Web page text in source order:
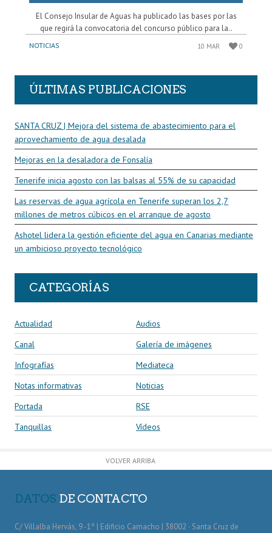
El Consejo Insular de Aguas ha publicado las bases por las
que regirá la convocatoria del concurso público para la..
NOTICIAS 10 MAR 0
ÚLTIMAS PUBLICACIONES
SANTA CRUZ | Mejora del sistema de abastecimiento para el
aprovechamiento de agua desalada
Mejoras en la desaladora de Fonsalía
Tenerife inicia agosto con las balsas al 55% de su capacidad
Las reservas de agua agrícola en Tenerife superan los 2,7
millones de metros cúbicos en el arranque de agosto
Ashotel lidera la gestión eficiente del agua en Canarias mediante
un ambicioso proyecto tecnológico
CATEGORÍAS
Actualidad
Audios
Canal
Galería de imágenes
Infografías
Mediateca
Notas informativas
Noticias
Portada
RSE
Tanquillas
Vídeos
VOLVER ARRIBA
DATOS DE CONTACTO
C/ Villalba Hervás, 9 -1º | Edificio Camacho | 38002 · Santa Cruz de